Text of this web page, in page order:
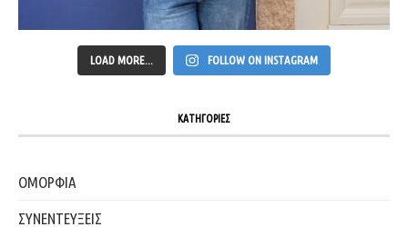
LOAD MORE... FOLLOW ON INSTAGRAM
ΚΑΤΗΓΟΡΙΕΣ
ΟΜΟΡΦΙΑ
ΣΥΝΕΝΤΕΥΞΕΙΣ